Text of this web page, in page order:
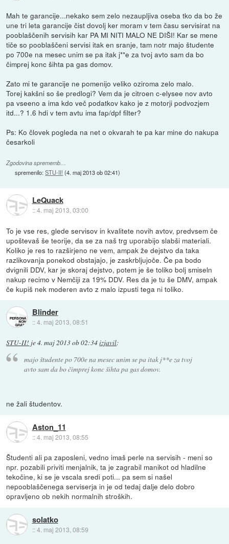
Mah te garancije...nekako sem zelo nezaupljiva oseba tko da bo že
une tri leta garancije čist dovolj ker moram v tem času servisirat na
pooblaščenih servisih kar PA MI NITI MALO NE DIŠI! Kar se mene
tiče so pooblaščeni servisi itak en sranje, tam notr majo študente
po 700e na mesec unim se pa itak j**e za tvoj avto sam da bo
čimprej konc šihta pa gas domov.
Zato mi te garancije ne pomenijo veliko oziroma zelo malo.
Torej kakšni so še predlogi? Vem da je citroen c-elysee nov avto
pa vseeno a ima kdo več podatkov kako je z motorji podvozjem
itd...? 1.6 hdi v tem avtu ima fap/dpf filter?
Ps: Ko človek pogleda na net o okvarah te pa kar mine do nakupa
česarkoli
Zgodovina sprememb…
spremenilo:STU-II! (4. maj 2013 ob 02:41)
LeQuack
::4. maj 2013, 03:00
To je vse res, glede servisov in kvalitete novih avtov, predvsem če
upoštevaš še teorije, da se za naš trg uporabijo slabši materiali.
Koliko je res to razširjeno ne vem, ampak že dejstvo da taka
razlikovanja ponekod obstajajo, je zaskrbljujoče. Če pa bodo
dvignili DDV, kar je skoraj dejstvo, potem je še toliko bolj smiseln
nakup recimo v Nemčiji za 19% DDV. Res da je tu še DMV, ampak
če kupiš nek moderen avto z malo izpusti tega ni toliko.
Blinder
::4. maj 2013, 08:51
STU-II! je4. maj 2013 ob 02:34izjavil:
majo študente po 700e na mesec unim se pa itak j**e za tvoj
avto sam da bo čimprej konc šihta pa gas domov.
ne žali študentov.
Aston_11
::4. maj 2013, 08:55
Študenti ali pa zaposleni, vedno imaš perle na servisih - meni so
npr. pozabili priviti menjalnik, ta je zagrabil manikot od hladilne
tekočine, ki se je vscala sredi poti... pa sem si našel
nepooblaščenega serviserja in je od tedaj dalje delo dobro
opravljeno ob nekih normalnih stroških.
solatko
::4. maj 2013, 08:59